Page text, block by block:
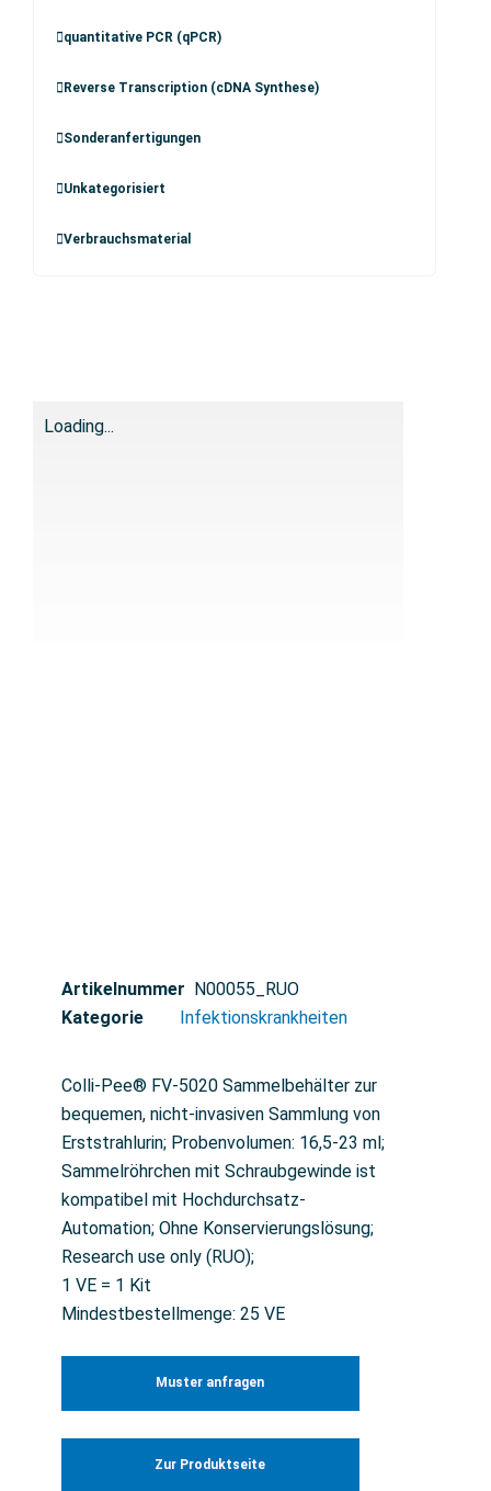
quantitative PCR (qPCR)
Reverse Transcription (cDNA Synthese)
Sonderanfertigungen
Unkategorisiert
Verbrauchsmaterial
Loading...
Artikelnummer
N00055_RUO
Kategorie
Infektionskrankheiten
Colli-Pee® FV-5020 Sammelbehälter zur
bequemen, nicht-invasiven Sammlung von
Erststrahlurin; Probenvolumen: 16,5-23 ml;
Sammelröhrchen mit Schraubgewinde ist
kompatibel mit Hochdurchsatz-
Automation; Ohne Konservierungslösung;
Research use only (RUO);
1 VE = 1 Kit
Mindestbestellmenge: 25 VE
Muster anfragen
Zur Produktseite